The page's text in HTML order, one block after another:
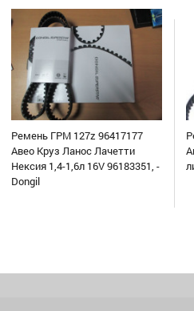
Ремень ГРМ 127z 96417177
Авео Круз Ланос Лачетти
Нексия 1,4-1,6л 16V 96183351, -
Dongil